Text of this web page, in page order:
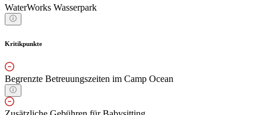
WaterWorks Wasserpark
Kritikpunkte
Begrenzte Betreuungszeiten im Camp Ocean